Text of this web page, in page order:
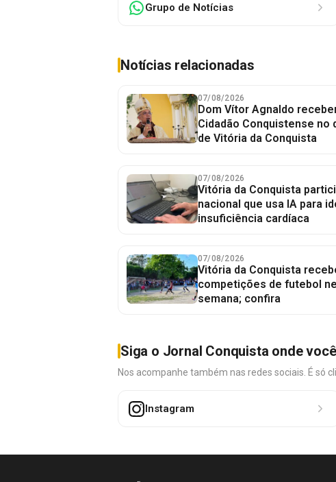
Grupo de Notícias
Notícias relacionadas
07/08/2026
Dom Vítor Agnaldo
Cidadão Conquistense no
de Vitória da Conquista
07/08/2026
Vitória da Conquista
nacional que usa IA para
insuficiência cardíaca
07/08/2026
Vitória da Conquista
competições de futebol
semana; confira
Siga o Jornal Conquista onde
Nos acompanhe também nas redes sociais. É só
Instagram